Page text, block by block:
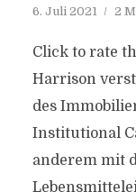
6. Juli 2021 2
Click to rate
Harrison
des
Institutional
anderem mit